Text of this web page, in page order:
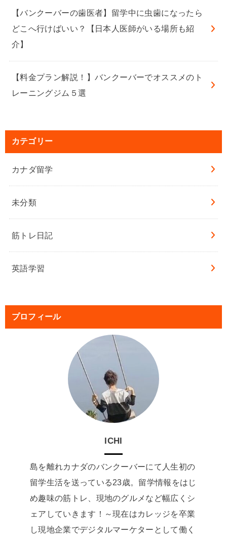
【バンクーバーの歯医者】留学中に虫歯になったら
どこへ行けばいい？【日本人医師がいる場所も紹
介】
【料金プラン解説！】バンクーバーでオススメのト
レーニングジム５選
カテゴリー
カナダ留学
未分類
筋トレ日記
英語学習
プロフィール
ICHI
島を離れカナダのバンクーバーにて人生初の
留学生活を送っている23歳。留学情報をはじ
め趣味の筋トレ、現地のグルメなど幅広くシ
ェアしていきます！～現在はカレッジを卒業
し現地企業でデジタルマーケターとして働く